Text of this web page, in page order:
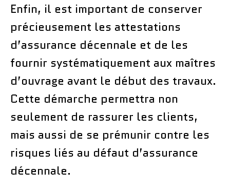
Enfin, il est important de conserver
précieusement les attestations
d’assurance décennale et de les
fournir systématiquement aux maîtres
d’ouvrage avant le début des travaux.
Cette démarche permettra non
seulement de rassurer les clients,
mais aussi de se prémunir contre les
risques liés au défaut d’assurance
décennale.